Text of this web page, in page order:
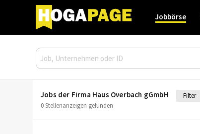
Jobbörse
Jobs der Firma Haus Overbach gGmbH
Filter
0 Stellenanzeigen gefunden